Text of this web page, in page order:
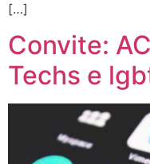
[…]
Convite:
Techs e